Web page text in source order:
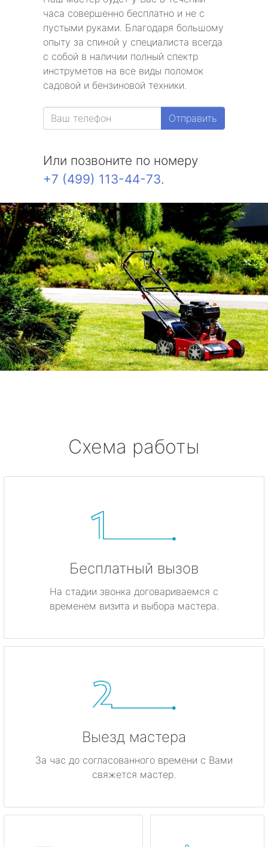
часа совершенно бесплатно и не с
пустыми руками. Благодаря большому
опыту за спиной у специалиста всегда
с собой в наличии полный спектр
инструметов на все виды поломок
садовой и бензиновой техники.
Отправить
Или позвоните по номеру
+7 (499) 113-44-73.
Схема работы
Бесплатный вызов
На стадии звонка договариваемся с
временем визита и выбора мастера.
Выезд мастера
За час до согласованного времени с Вами
свяжется мастер.